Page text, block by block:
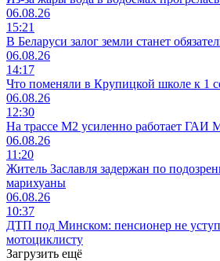
06.08.26
15:21
В Беларуси залог земли станет
06.08.26
14:17
Что поменяли в Крупицкой школе к 1
06.08.26
12:30
На трассе М2 усиленно работает ГАИ
06.08.26
11:20
Житель Заславля задержан по
марихуаны
06.08.26
10:37
ДТП под Минском: пенсионер не
мотоциклисту
Загрузить ещё